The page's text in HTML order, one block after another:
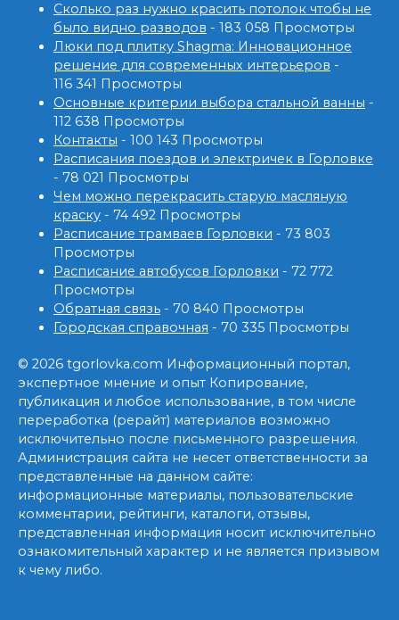
Сколько раз нужно красить потолок чтобы не
было видно разводов - 183 058 Просмотры
Люки под плитку Shagma: Инновационное
решение для современных интерьеров -
116 341 Просмотры
Основные критерии выбора стальной ванны -
112 638 Просмотры
Контакты - 100 143 Просмотры
Расписания поездов и электричек в Горловке
- 78 021 Просмотры
Чем можно перекрасить старую масляную
краску - 74 492 Просмотры
Расписание трамваев Горловки - 73 803
Просмотры
Расписание автобусов Горловки - 72 772
Просмотры
Обратная связь - 70 840 Просмотры
Городская справочная - 70 335 Просмотры
© 2026 tgorlovka.com Информационный портал,
экспертное мнение и опыт Копирование,
публикация и любое использование, в том числе
переработка (рерайт) материалов возможно
исключительно после письменного разрешения.
Администрация сайта не несет ответственности за
представленные на данном сайте:
информационные материалы, пользовательские
комментарии, рейтинги, каталоги, отзывы,
представленная информация носит исключительно
ознакомительный характер и не является призывом
к чему либо.